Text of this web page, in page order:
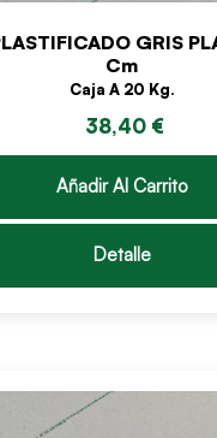
GRIS
Cm
Caja A 20 Kg.
38,40 €
Añadir Al Carrito
Detalle